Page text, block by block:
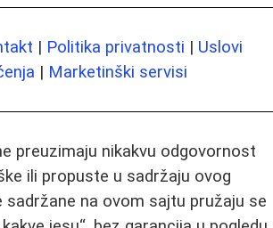
| Politika privatnosti | Uslovi
| Marketinški servisi
preuzimaju nikakvu odgovornost
ili propuste u sadržaju ovog
na ovom sajtu pružaju se